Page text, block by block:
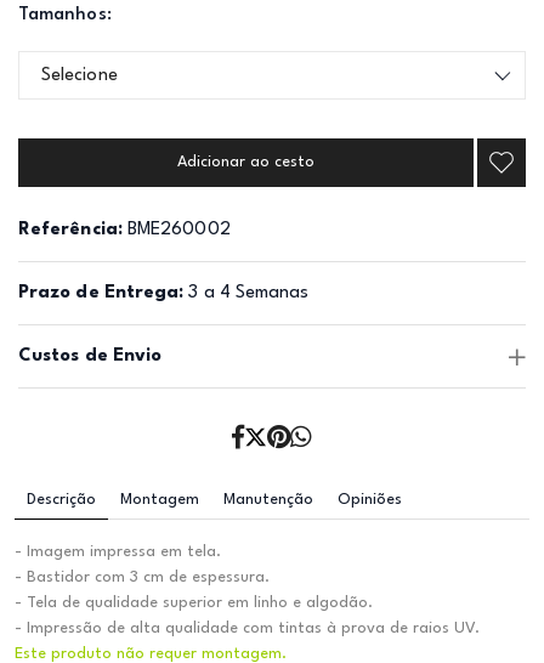
Tamanhos:
Selecione
Adicionar ao cesto
Referência: BME260002
Prazo de Entrega: 3 a 4 Semanas
Custos de Envio
Descrição Montagem Manutenção Opiniões
- Imagem impressa em tela.
- Bastidor com 3 cm de espessura.
- Tela de qualidade superior em linho e algodão.
- Impressão de alta qualidade com tintas à prova de raios UV.
Este produto não requer montagem.